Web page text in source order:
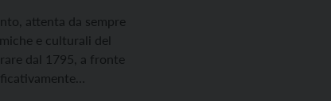
attenta da sempre
e culturali del
dal 1795, a fronte